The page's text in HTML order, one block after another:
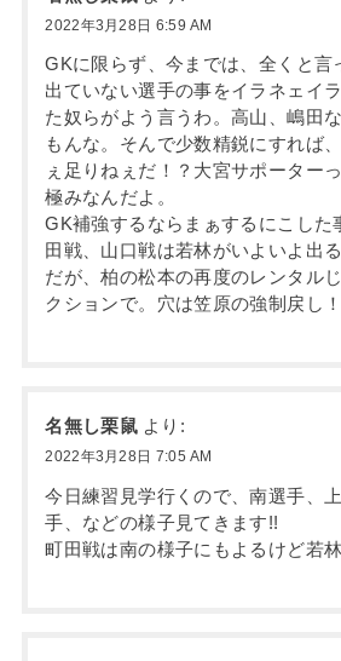
2022年3月28日 6:59 AM
GKに限らず、今までは、全くと言
出ていない選手の事をイラネェイ
た奴らがよう言うわ。高山、嶋田
もんな。そんで少数精鋭にすれば
ぇ足りねぇだ！？大宮サポーター
極みなんだよ。
GK補強するならまぁするにこした
田戦、山口戦は若林がいよいよ出
だが、柏の松本の再度のレンタル
クションで。穴は笠原の強制戻し
名無し栗鼠 より:
2022年3月28日 7:05 AM
今日練習見学行くので、南選手、
手、などの様子見てきます!!
町田戦は南の様子にもよるけど若